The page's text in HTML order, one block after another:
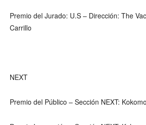
Premio del Jurado: U.S – Dirección: The
Carrillo
NEXT
Premio del Público – Sección NEXT: